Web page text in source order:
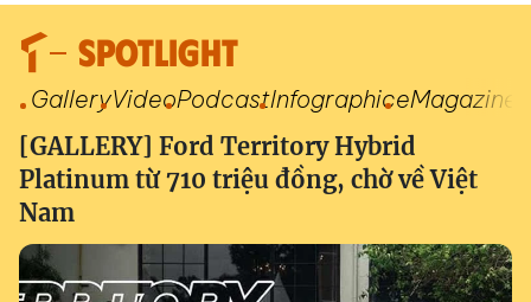
SPOTLIGHT
GalleryVideoPodcastInfographiceMagazine
[GALLERY] Ford Territory Hybrid
Platinum từ 710 triệu đồng, chờ về Việt
Nam